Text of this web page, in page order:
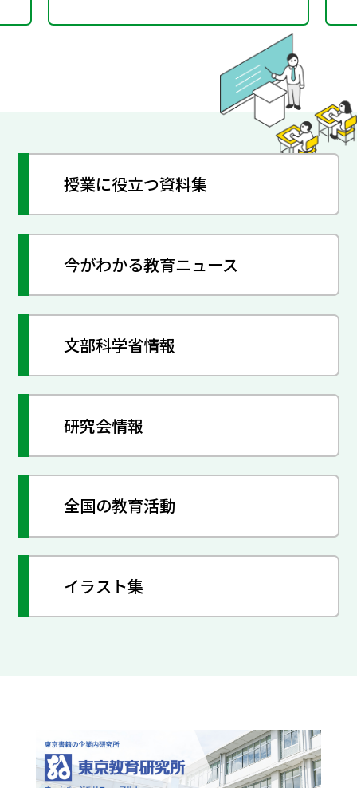
授業に役立つ資料集
今がわかる教育ニュース
文部科学省情報
研究会情報
全国の教育活動
イラスト集